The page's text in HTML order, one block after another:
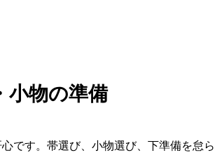
小物の準備
です。帯選び、小物選び、下準備を怠ら